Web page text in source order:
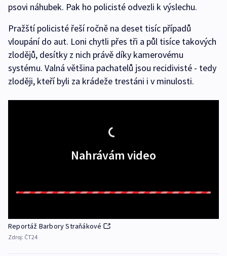
psovi náhubek. Pak ho policisté odvezli k výslechu.
Pražští policisté řeší ročně na deset tisíc případů
vloupání do aut. Loni chytli přes tři a půl tisíce takových
zlodějů, desítky z nich právě díky kamerovému
systému. Valná většina pachatelů jsou recidivisté - tedy
zloději, kteří byli za krádeže trestáni i v minulosti.
Nahrávám video
Reportáž Barbory Straňákové
Zdroj: ČT24